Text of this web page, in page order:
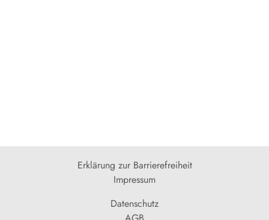
Erklärung zur Barrierefreiheit
Impressum
Datenschutz